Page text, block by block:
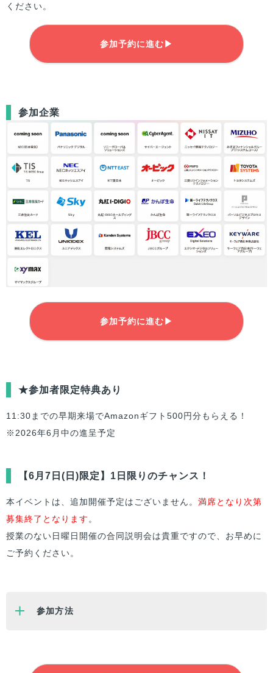
ください。
参加予約に進む▶
参加企業
参加予約に進む▶
★参加者限定特典あり
11:30までの早期来場でAmazonギフト500円分もらえる！
※2026年6月中の進呈予定
【6月7日(日)限定】1日限りのチャンス！
本イベントは、追加開催予定はございません。 満席となり次第
募集終了となります 。
授業のない日曜日開催の合同説明会は貴重ですので、お早めに
ご予約ください。
参加方法